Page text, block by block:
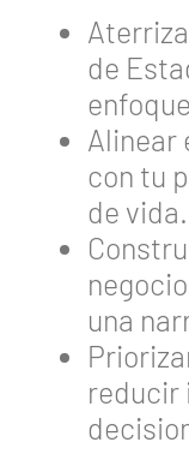
de
Alinear
con tu
de vida.
una
reducir